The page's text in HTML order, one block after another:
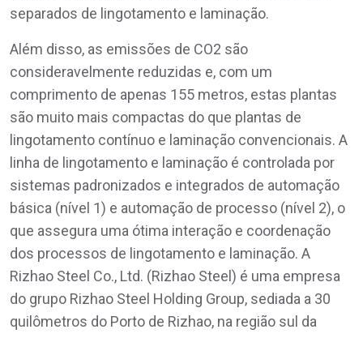
separados de lingotamento e laminação.
Além disso, as emissões de CO2 são
consideravelmente reduzidas e, com um
comprimento de apenas 155 metros, estas plantas
são muito mais compactas do que plantas de
lingotamento contínuo e laminação convencionais. A
linha de lingotamento e laminação é controlada por
sistemas padronizados e integrados de automação
básica (nível 1) e automação de processo (nível 2), o
que assegura uma ótima interação e coordenação
dos processos de lingotamento e laminação. A
Rizhao Steel Co., Ltd. (Rizhao Steel) é uma empresa
do grupo Rizhao Steel Holding Group, sediada a 30
quilômetros do Porto de Rizhao, na região sul da